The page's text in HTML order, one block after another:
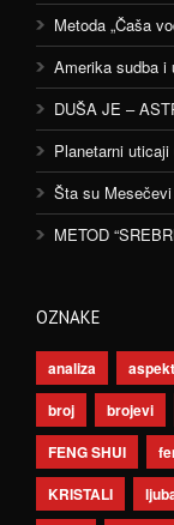
Metoda „Čaša
Amerika sudba i
DUŠA JE –
Planetarni
Šta su
METOD
OZNAKE
analiza
broj
brojevi
FENG SHUI
KRISTALI